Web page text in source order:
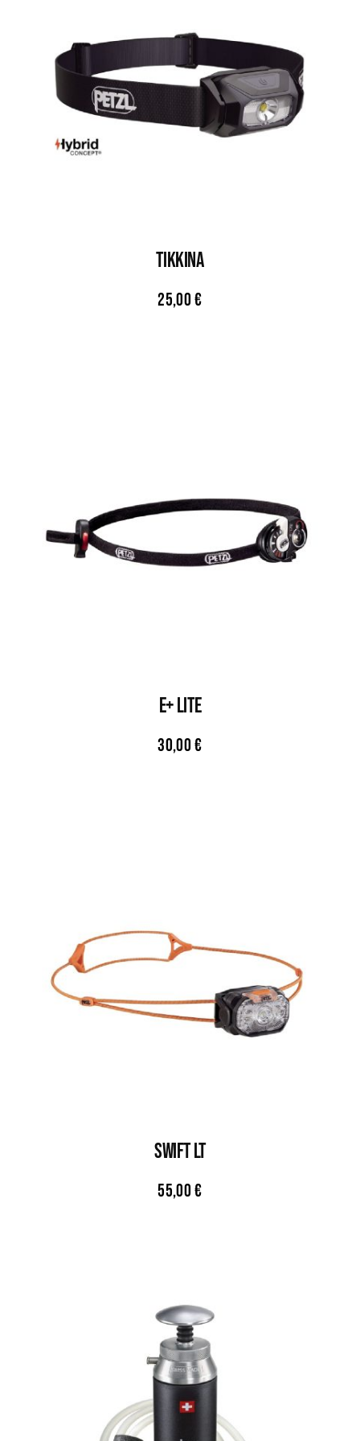
TIKKINA
25,00€
E+ LITE
30,00€
SWIFT LT
55,00€